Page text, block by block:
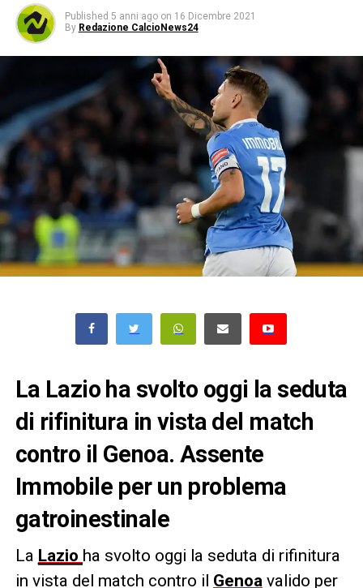
Published 5 anni ago on 16 Dicembre 2021
By Redazione CalcioNews24
La Lazio ha svolto oggi la seduta
di rifinitura in vista del match
contro il Genoa. Assente
Immobile per un problema
gatroinestinale
La Lazio ha svolto oggi la seduta di rifinitura
in vista del match contro il Genoa valido per